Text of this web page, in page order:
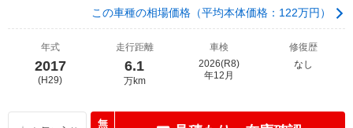
この車種の相場価格（平均本体価格：122万円）
年式
2017
(H29)
走行距離
6.1
万km
車検
2026(R8)
年12月
修復歴
なし
無